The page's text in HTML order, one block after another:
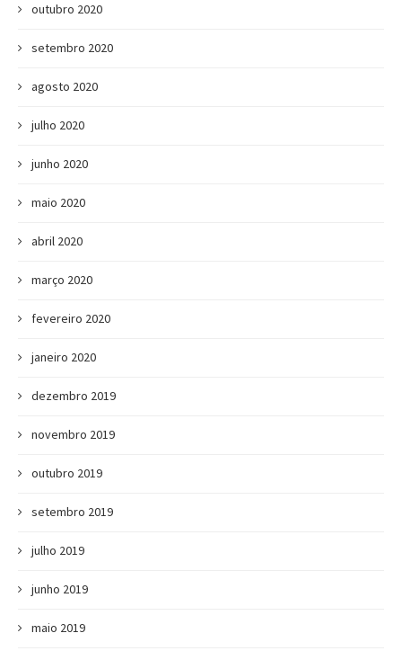
outubro 2020
setembro 2020
agosto 2020
julho 2020
junho 2020
maio 2020
abril 2020
março 2020
fevereiro 2020
janeiro 2020
dezembro 2019
novembro 2019
outubro 2019
setembro 2019
julho 2019
junho 2019
maio 2019